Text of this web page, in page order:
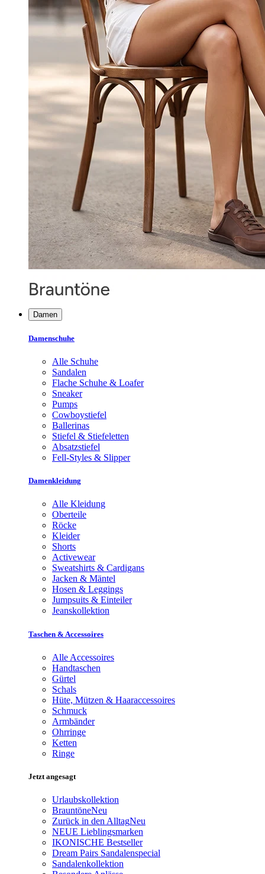
Damen
Damenschuhe
Alle Schuhe
Sandalen
Flache Schuhe & Loafer
Sneaker
Pumps
Cowboystiefel
Ballerinas
Stiefel & Stiefeletten
Absatzstiefel
Fell-Styles & Slipper
Damenkleidung
Alle Kleidung
Oberteile
Röcke
Kleider
Shorts
Activewear
Sweatshirts & Cardigans
Jacken & Mäntel
Hosen & Leggings
Jumpsuits & Einteiler
Jeanskollektion
Taschen & Accessoires
Alle Accessoires
Handtaschen
Gürtel
Schals
Hüte, Mützen & Haaraccessoires
Schmuck
Armbänder
Ohrringe
Ketten
Ringe
Jetzt angesagt
Urlaubskollektion
BrauntöneNeu
Zurück in den AlltagNeu
NEUE Lieblingsmarken
IKONISCHE Bestseller
Dream Pairs Sandalenspecial
Sandalenkollektion